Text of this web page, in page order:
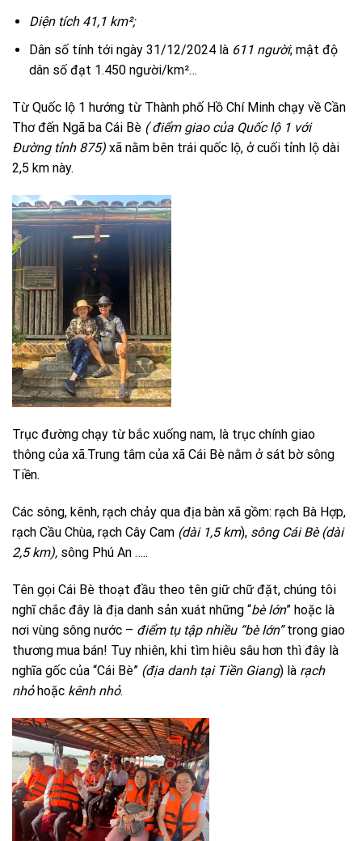
Diện tích 41,1 km²;
Dân số tính tới ngày 31/12/2024 là 611 người; mật độ
dân số đạt 1.450 người/km²…
Từ Quốc lộ 1 hướng từ Thành phố Hồ Chí Minh chạy về Cần
Thơ đến Ngã ba Cái Bè ( điểm giao của Quốc lộ 1 với
Đường tỉnh 875) xã nằm bên trái quốc lộ, ở cuối tỉnh lộ dài
2,5 km này.
Trục đường chạy từ bắc xuống nam, là trục chính giao
thông của xã.Trung tâm của xã Cái Bè nằm ở sát bờ sông
Tiền.
Các sông, kênh, rạch chảy qua địa bàn xã gồm: rạch Bà Hợp,
rạch Cầu Chùa, rạch Cây Cam (dài 1,5 km), sông Cái Bè(dài
2,5 km), sông Phú An …..
Tên gọi Cái Bè thoạt đầu theo tên giữ chữ đặt, chúng tôi
nghĩ chắc đây là địa danh sản xuát những “bè lớn” hoặc là
nơi vùng sông nước – điểm tụ tập nhiều “bè lớn”trong giao
thương mua bán! Tuy nhiên, khi tìm hiêu sâu hơn thì đây là
nghĩa gốc của “Cái Bè” (địa danh tại Tiền Giang) là rạch
nhỏhoặc kênh nhỏ.